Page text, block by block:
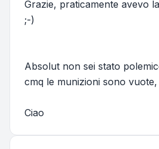
Grazie, praticamente avevo
;-)
Absolut non sei stato
cmq le munizioni sono vuote,
Ciao